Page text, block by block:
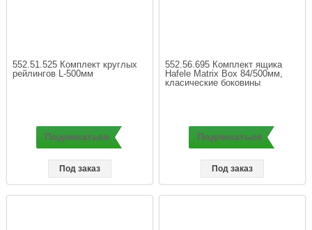
552.51.525 Комплект круглых
Подписаться
Под заказ
552.56.695 Комплект ящика
Hafele Matrix Box 84/500мм,
Подписаться
Под заказ